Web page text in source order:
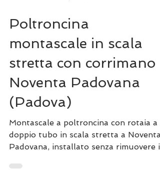
Poltroncina
montascale in scala
stretta con corrimano a
Noventa Padovana
(Padova)
Montascale a poltroncina con rotaia a
doppio tubo in scala stretta a Noventa
Padovana, installato senza rimuovere il